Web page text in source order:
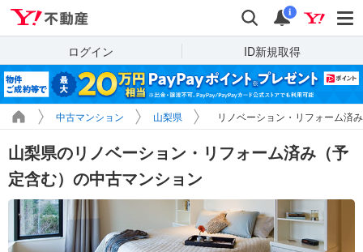
検索 通知
i
ログイン ID新規取得
中古マンション 山梨県 リノベーション・リフォーム済
山梨県のリノベーション・リフォーム済み（予
定含む）の中古マンション